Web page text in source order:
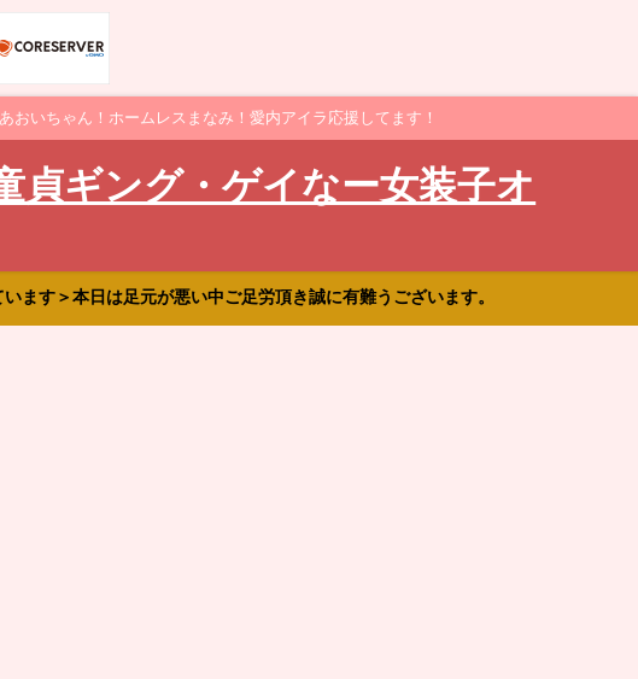
いちゃん！ホームレスまなみ！愛内アイラ応援してます！
貞ギング・ゲイなー女装子オ
ます＞本日は足元が悪い中ご足労頂き誠に有難うございます。